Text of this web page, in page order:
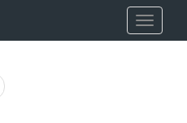
Toggle